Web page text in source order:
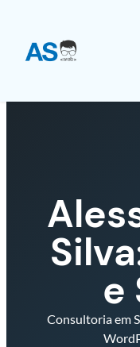
e
Consultoria em